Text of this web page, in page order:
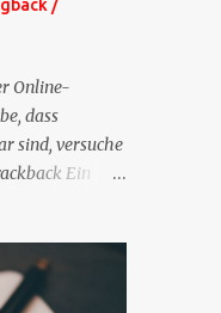
oben rechts
ich
XING-Tipp-
an einer
/
Online-
dass
sind, versuche
Ein
habe einen
aber nicht